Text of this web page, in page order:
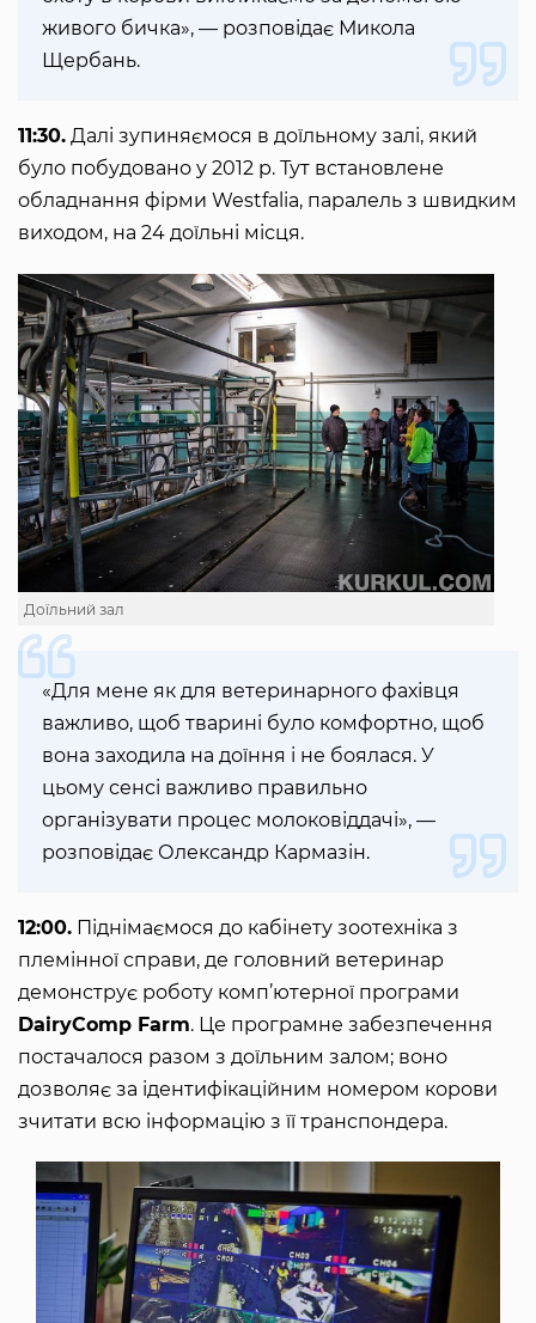
живого бичка», — розповідає Микола
Щербань.
11:30. Далі зупиняємося в доїльному залі, який
було побудовано у 2012 р. Тут встановлене
обладнання фірми Westfalia, паралель з швидким
виходом, на 24 доїльні місця.
Доїльний зал
«Для мене як для ветеринарного фахівця
важливо, щоб тварині було комфортно, щоб
вона заходила на доїння і не боялася. У
цьому сенсі важливо правильно
організувати процес молоковіддачі», —
розповідає Олександр Кармазін.
12:00. Піднімаємося до кабінету зоотехніка з
племінної справи, де головний ветеринар
демонструє роботу комп’ютерної програми
DairyComp Farm. Це програмне забезпечення
постачалося разом з доїльним залом; воно
дозволяє за ідентифікаційним номером корови
зчитати всю інформацію з її транспондера.